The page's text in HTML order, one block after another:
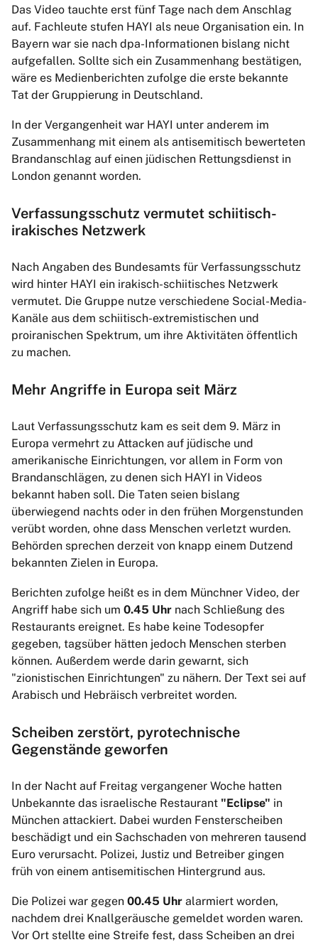
Das Video tauchte erst fünf Tage nach dem Anschlag
auf. Fachleute stufen HAYI als neue Organisation ein. In
Bayern war sie nach dpa-Informationen bislang nicht
aufgefallen. Sollte sich ein Zusammenhang bestätigen,
wäre es Medienberichten zufolge die erste bekannte
Tat der Gruppierung in Deutschland.
In der Vergangenheit war HAYI unter anderem im
Zusammenhang mit einem als antisemitisch bewerteten
Brandanschlag auf einen jüdischen Rettungsdienst in
London genannt worden.
Verfassungsschutz vermutet schiitisch-
irakisches Netzwerk
Nach Angaben des Bundesamts für Verfassungsschutz
wird hinter HAYI ein irakisch-schiitisches Netzwerk
vermutet. Die Gruppe nutze verschiedene Social-Media-
Kanäle aus dem schiitisch-extremistischen und
proiranischen Spektrum, um ihre Aktivitäten öffentlich
zu machen.
Mehr Angriffe in Europa seit März
Laut Verfassungsschutz kam es seit dem 9. März in
Europa vermehrt zu Attacken auf jüdische und
amerikanische Einrichtungen, vor allem in Form von
Brandanschlägen, zu denen sich HAYI in Videos
bekannt haben soll. Die Taten seien bislang
überwiegend nachts oder in den frühen Morgenstunden
verübt worden, ohne dass Menschen verletzt wurden.
Behörden sprechen derzeit von knapp einem Dutzend
bekannten Zielen in Europa.
Berichten zufolge heißt es in dem Münchner Video, der
Angriff habe sich um 0.45 Uhr nach Schließung des
Restaurants ereignet. Es habe keine Todesopfer
gegeben, tagsüber hätten jedoch Menschen sterben
können. Außerdem werde darin gewarnt, sich
"zionistischen Einrichtungen" zu nähern. Der Text sei auf
Arabisch und Hebräisch verbreitet worden.
Scheiben zerstört, pyrotechnische
Gegenstände geworfen
In der Nacht auf Freitag vergangener Woche hatten
Unbekannte das israelische Restaurant "Eclipse" in
München attackiert. Dabei wurden Fensterscheiben
beschädigt und ein Sachschaden von mehreren tausend
Euro verursacht. Polizei, Justiz und Betreiber gingen
früh von einem antisemitischen Hintergrund aus.
Die Polizei war gegen 00.45 Uhr alarmiert worden,
nachdem drei Knallgeräusche gemeldet worden waren.
Vor Ort stellte eine Streife fest, dass Scheiben an drei